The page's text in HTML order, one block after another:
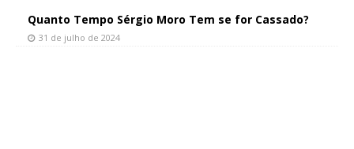
Quanto Tempo Sérgio Moro Tem se for Cassado?
31 de julho de 2024